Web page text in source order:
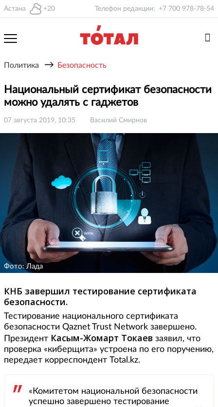
Астана +20 Телефон редакции: +7 700 978-78-54
Политика → Безопасность
Национальный сертификат безопасности
можно удалять с гаджетов
07 августа 2019, 10:35 Василий Смирнов
Фото: Лада
КНБ завершил тестирование сертификата
безопасности.
Тестирование национального сертификата
безопасности Qaznet Trust Network завершено.
Президент Касым-Жомарт Токаев заявил, что
проверка «киберщита» устроена по его поручению,
передает корреспондент Total.kz.
«Комитетом национальной безопасности
успешно завершено тестирование